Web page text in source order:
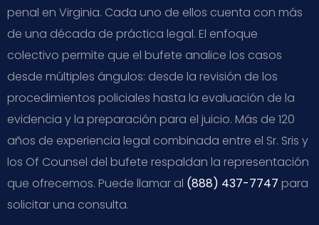
penal en Virginia. Cada uno de ellos cuenta con más
de una década de práctica legal. El enfoque
colectivo permite que el bufete analice los casos
desde múltiples ángulos: desde la revisión de los
procedimientos policiales hasta la evaluación de la
evidencia y la preparación para el juicio. Más de 120
años de experiencia legal combinada entre el Sr. Sris y
los Of Counsel del bufete respaldan la representación
que ofrecemos. Puede llamar al (888) 437-7747 para
solicitar una consulta.